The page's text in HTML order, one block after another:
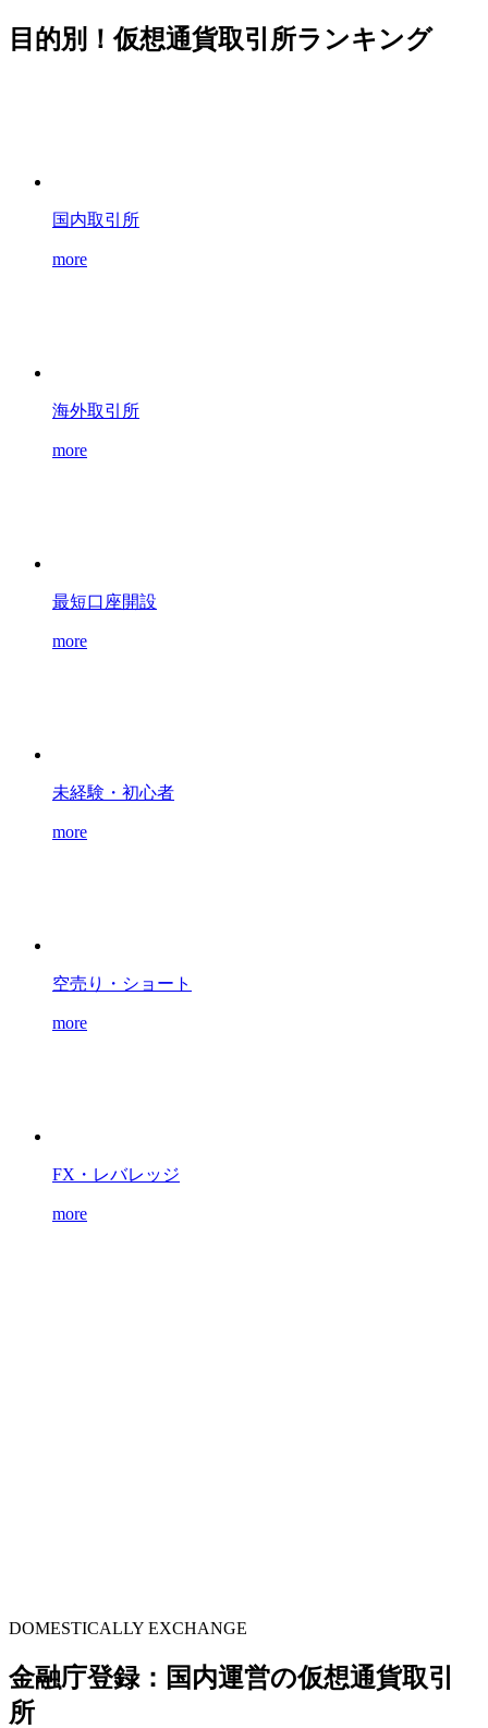
目的別！仮想通貨取引所ランキング
国内取引所
more
海外取引所
more
最短口座開設
more
未経験・初心者
more
空売り・ショート
more
FX・レバレッジ
more
DOMESTICALLY EXCHANGE
金融庁登録：国内運営の仮想通貨取引
所